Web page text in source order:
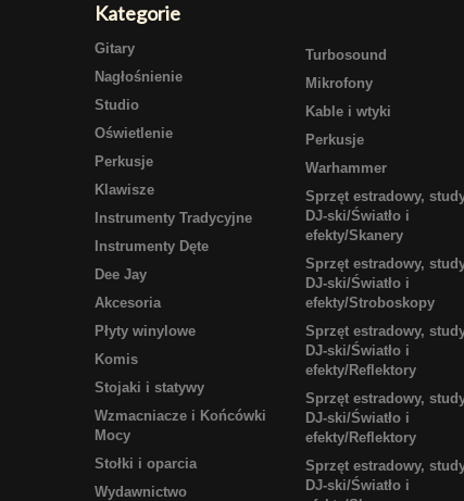
Kategorie
Gitary
Nagłośnienie
Studio
Oświetlenie
Perkusje
Klawisze
Instrumenty Tradycyjne
Instrumenty Dęte
Dee Jay
Akcesoria
Płyty winylowe
Komis
Stojaki i statywy
Wzmacniacze i Końcówki
Mocy
Stołki i oparcia
Wydawnictwo
Turbosound
Mikrofony
Kable i wtyki
Perkusje
Warhammer
Sprzęt estradowy,
DJ-ski/Światło i
efekty/Skanery
Sprzęt estradowy,
DJ-ski/Światło i
efekty/Stroboskopy
Sprzęt estradowy,
DJ-ski/Światło i
efekty/Reflektory
Sprzęt estradowy,
DJ-ski/Światło i
efekty/Reflektory
Sprzęt estradowy,
DJ-ski/Światło i